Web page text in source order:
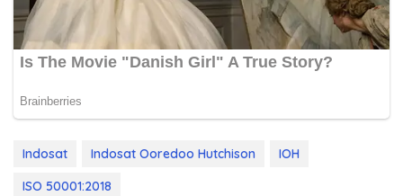
Indosat Indosat Ooredoo Hutchison
IOH
ISO 50001:2018